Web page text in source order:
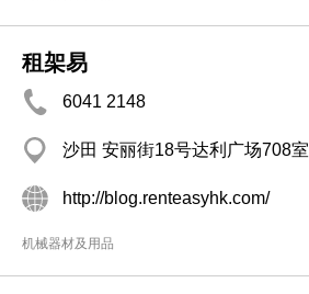
租架易
6041 2148
沙田 安丽街18号达利广场708室
http://blog.renteasyhk.com/
机械器材及用品